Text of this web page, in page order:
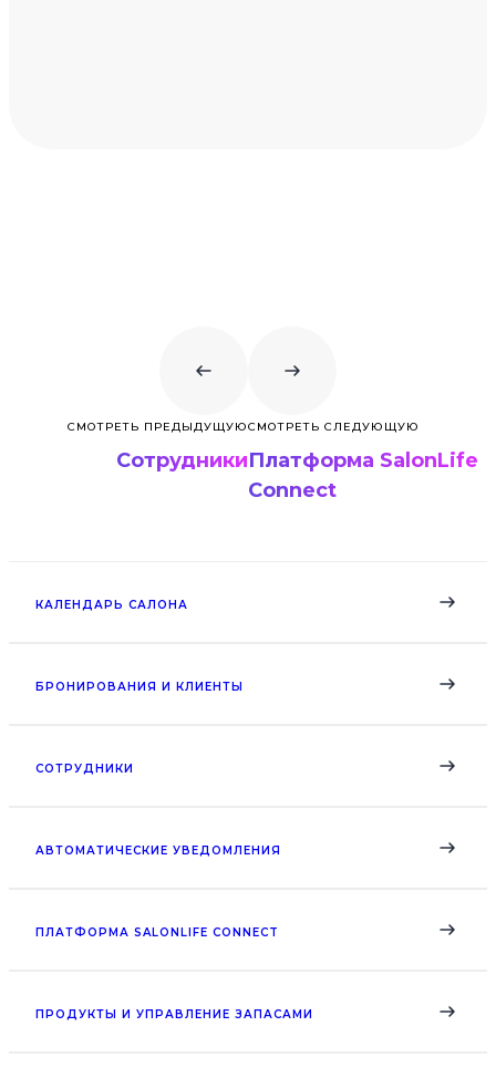
СМОТРЕТЬ ПРЕДЫДУЩУЮ
Сотрудники
СМОТРЕТЬ СЛЕДУЮЩУЮ
Платформа SalonLife
Connect
КАЛЕНДАРЬ САЛОНА
БРОНИРОВАНИЯ И КЛИЕНТЫ
СОТРУДНИКИ
АВТОМАТИЧЕСКИЕ УВЕДОМЛЕНИЯ
ПЛАТФОРМА SALONLIFE CONNECT
ПРОДУКТЫ И УПРАВЛЕНИЕ ЗАПАСАМИ